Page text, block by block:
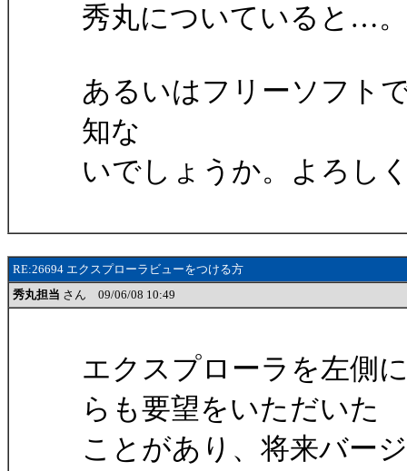
秀丸についていると…。
あるいはフリーソフト
知な
いでしょうか。よろし
RE:26694 エクスプローラビューをつける方
秀丸担当 さん 09/06/08 10:49
エクスプローラを左側
らも要望をいただいた
ことがあり、将来バー